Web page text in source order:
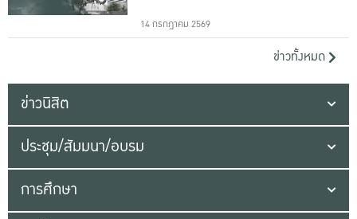
14 กรกฎาคม 2569
ข่าวทั้งหมด
ข่าวนิสิต
ประชุม/สัมมนา/อบรม
การศึกษา